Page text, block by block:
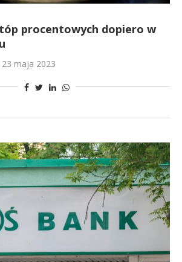
procentowych dopiero w
23 maja 2023